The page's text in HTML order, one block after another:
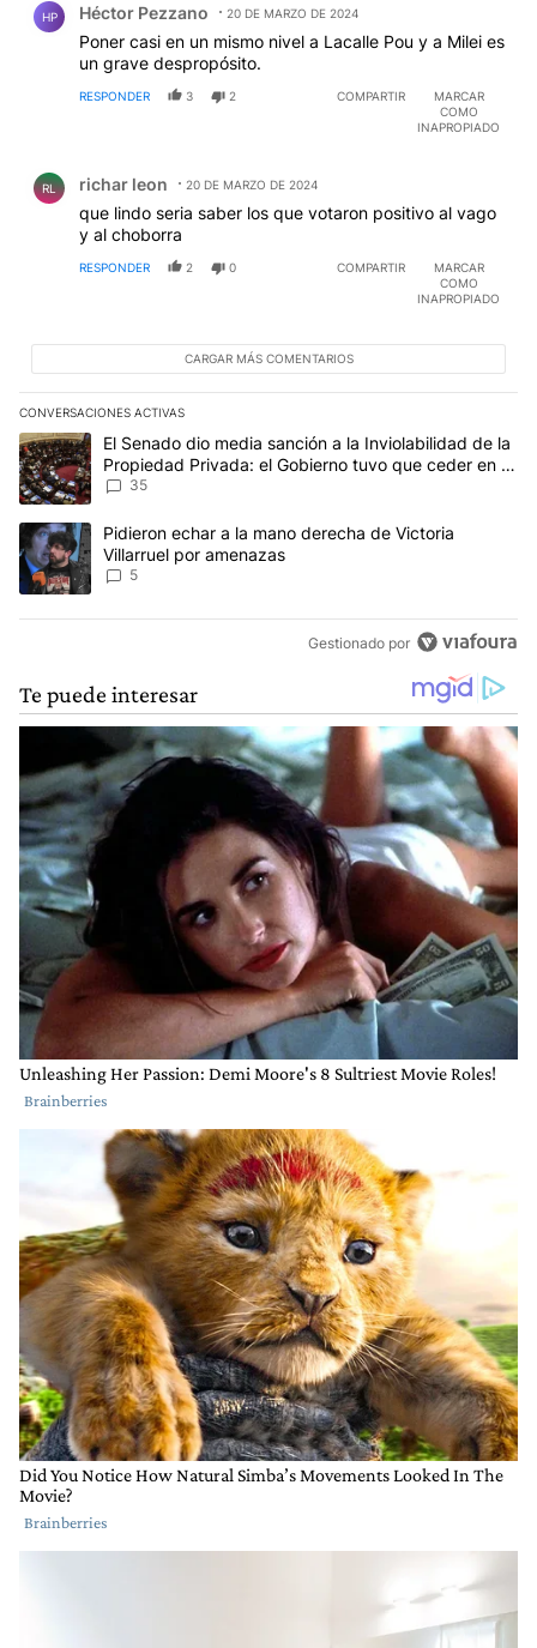
HP Héctor Pezzano 20 DE MARZO DE 2024
Poner casi en un mismo nivel a Lacalle Pou y a Milei es
un grave despropósito.
RESPONDER 3 2 COMPARTIR
MARCAR
COMO
INAPROPIADO
RL richar leon 20 DE MARZO DE 2024
que lindo seria saber los que votaron positivo al vago
y al choborra
RESPONDER 2 0 COMPARTIR
MARCAR
COMO
INAPROPIADO
CARGAR MÁS COMENTARIOS
CONVERSACIONES ACTIVAS
Este listado muestra los artículos con más comentarios en los
Un artículo de tendencia con el título "El Senado dio media
El Senado dio media sanción a la Inviolabilidad de la
Propiedad Privada: el Gobierno tuvo que ceder en la
Ley del Manejo del Fuego
35
Un artículo de tendencia con el título "Pidieron echar a la mano
Pidieron echar a la mano derecha de Victoria
Villarruel por amenazas
5
Gestionado por